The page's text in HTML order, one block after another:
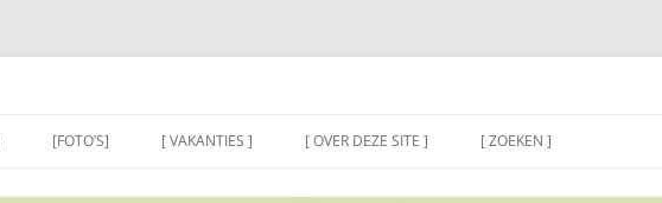
[FOTO’S] [ VAKANTIES ] [ OVER DEZE SITE ] [ ZOEKEN ]